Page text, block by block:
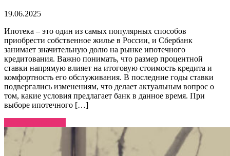
19.06.2025
Ипотека – это один из самых популярных способов
приобрести собственное жилье в России, и Сбербанк
занимает значительную долю на рынке ипотечного
кредитования. Важно понимать, что размер процентной
ставки напрямую влияет на итоговую стоимость кредита и
комфортность его обслуживания. В последние годы ставки
подвергались изменениям, что делает актуальным вопрос о
том, какие условия предлагает банк в данное время. При
выборе ипотечного […]